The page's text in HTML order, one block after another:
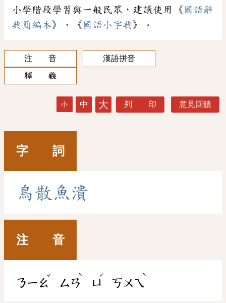
小學階段學習與一般民眾，建議使用《 國語辭
典簡編本》、《 國語小字典》。
注 音
漢語拼音
釋 義
小 中 大 列 印 意見回饋
字 詞
鳥散 魚 潰
注 音
ㄋㄧㄠ
ˇ
ㄙㄢ
ˋ
ㄩ
ˊ
ㄎㄨㄟ
ˋ